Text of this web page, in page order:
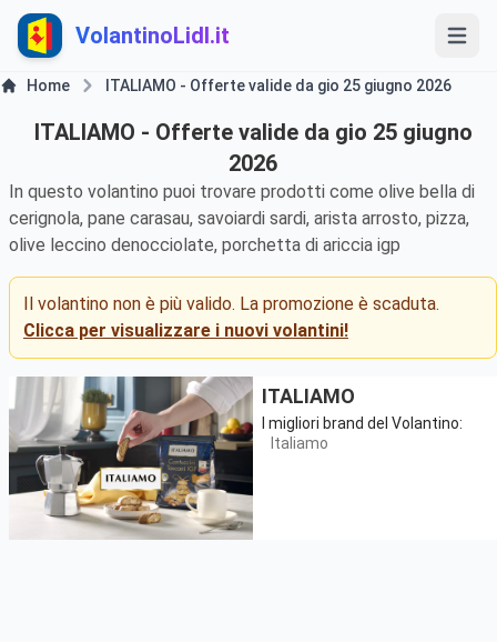
VolantinoLidl.it
Home ITALIAMO - Offerte valide da gio 25 giugno 2026
ITALIAMO - Offerte valide da gio 25 giugno
2026
In questo volantino puoi trovare prodotti come olive bella di
cerignola, pane carasau, savoiardi sardi, arista arrosto, pizza,
olive leccino denocciolate, porchetta di ariccia igp
Il volantino non è più valido. La promozione è scaduta.
Clicca per visualizzare i nuovi volantini!
ITALIAMO
I migliori brand del Volantino:
Italiamo